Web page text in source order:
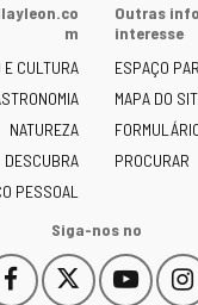
Junta
Castilla
y
León
-
m
E CULTURA
NATUREZA
DESCUBRA
PESSOAL
Outras
interesse
ESPAÇO
MAPA DO
PROCURAR
Siga-nos no
Facebook
Este
Este
YouTube
Este